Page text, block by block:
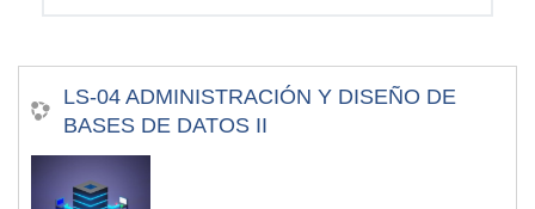
LS-04 ADMINISTRACIÓN Y DISEÑO DE
BASES DE DATOS II